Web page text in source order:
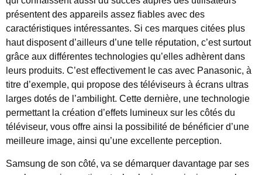
présentent des appareils assez fiables avec des
caractéristiques intéressantes. Si ces marques citées plus
haut disposent d’ailleurs d’une telle réputation, c’est surtout
grâce aux différentes technologies qu’elles adhèrent dans
leurs produits. C’est effectivement le cas avec Panasonic, à
titre d’exemple, qui propose des téléviseurs à écrans ultras
larges dotés de l’ambilight. Cette dernière, une technologie
permettant la création d’effets lumineux sur les côtés du
téléviseur, vous offre ainsi la possibilité de bénéficier d’une
meilleure image, ainsi qu’une excellente perception.
Samsung de son côté, va se démarquer davantage par ses